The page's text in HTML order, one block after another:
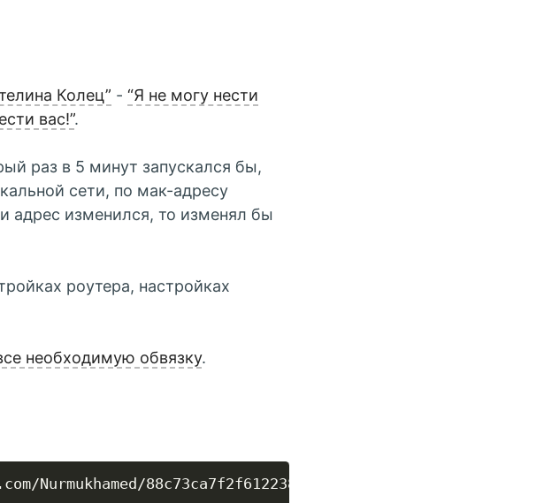
Колец” - “Я не могу нести
вас!”.
раз в 5 минут запускался бы,
сети, по мак-адресу
адрес изменился, то изменял бы
роутера, настройках
необходимую обвязку.